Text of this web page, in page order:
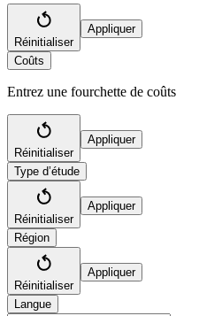
Réinitialiser
Appliquer
Coûts
Entrez une fourchette de coûts
Réinitialiser
Appliquer
Type d’étude
Réinitialiser
Appliquer
Région
Réinitialiser
Appliquer
Langue